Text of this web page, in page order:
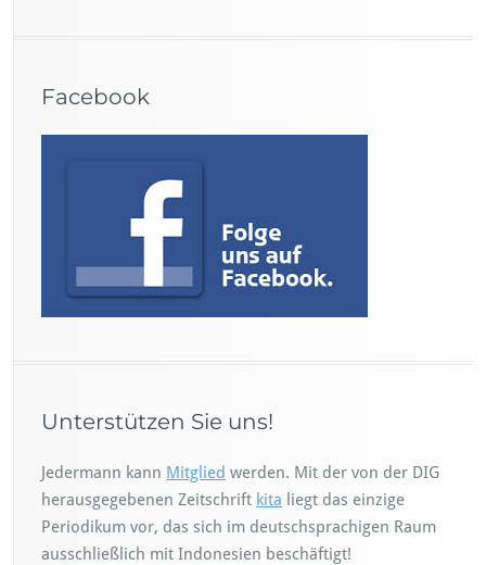
Facebook
Unterstützen Sie uns!
Jedermann kann Mitglied werden. Mit der von der DIG
herausgegebenen Zeitschrift kita liegt das einzige
Periodikum vor, das sich im deutschsprachigen Raum
ausschließlich mit Indonesien beschäftigt!